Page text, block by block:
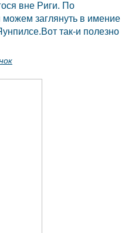
вне Риги. По
заглянуть в имение
так-и полезно